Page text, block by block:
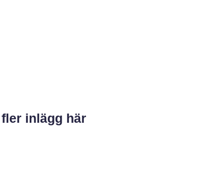
inlägg här